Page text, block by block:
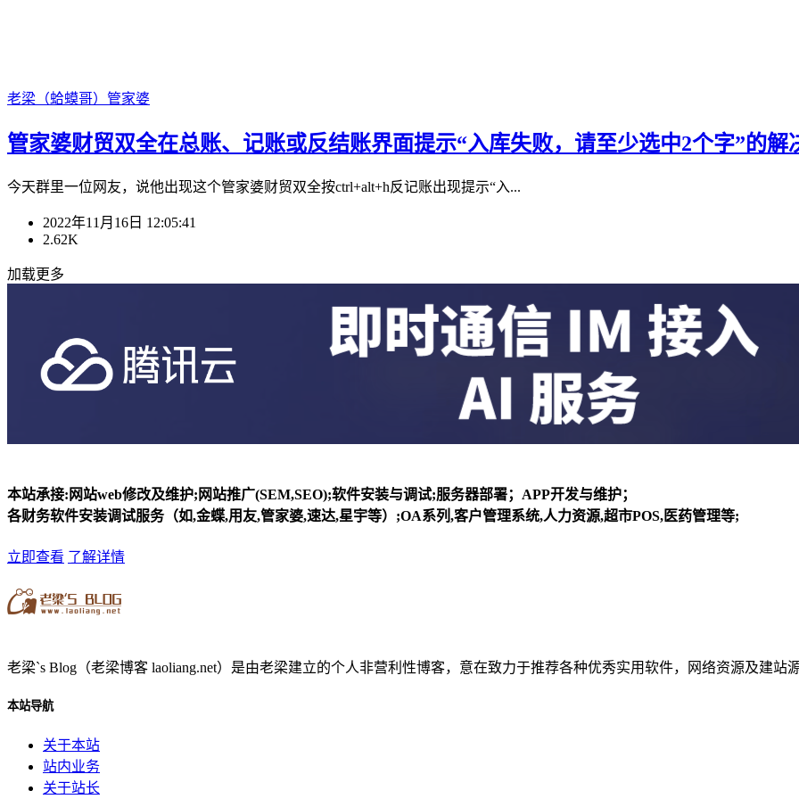
老梁（蛤蟆哥） 管家婆
管家婆财贸双全在总账、记账或反结账界面提示“入库失败，请至少选中2个字”的解
今天群里一位网友，说他出现这个管家婆财贸双全按ctrl+alt+h反记账出现提示“入...
2022年11月16日 12:05:41
2.62K
加载更多
本站承接:网站web修改及维护;网站推广(SEM,SEO);软件安装与调试;服务器部署；APP开发与维护；
各财务软件安装调试服务（如,金蝶,用友,管家婆,速达,星宇等）;OA系列,客户管理系统,人力资源,超市POS,医药管理等;
立即查看 了解详情
老梁`s Blog（老梁博客 laoliang.net）是由老梁建立的个人非营利性博客，意在致力于推荐各种优秀实用软件，网络资源及建
本站导航
关于本站
站内业务
关于站长